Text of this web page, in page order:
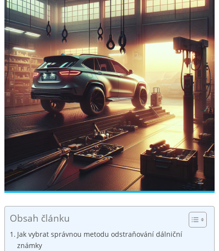
Obsah článku
Jak vybrat správnou metodu odstraňování dálniční
známky